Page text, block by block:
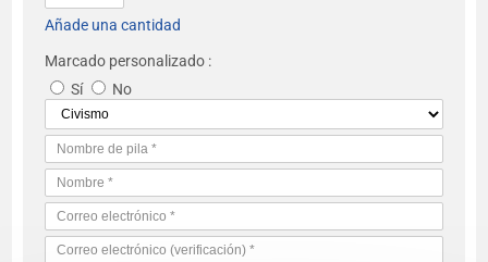
Añade una cantidad
Marcado personalizado :
Sí
No